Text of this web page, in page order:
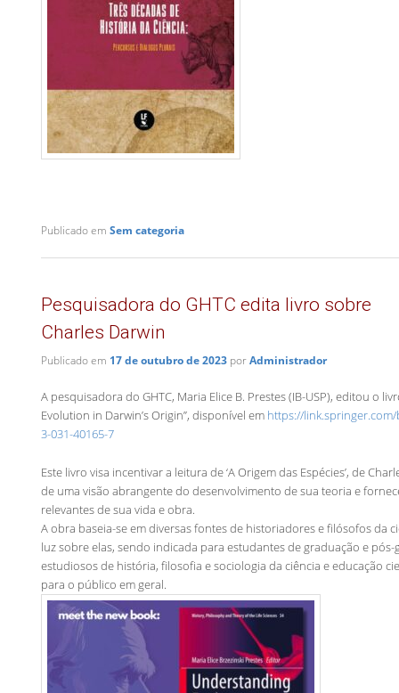
Publicado em Sem categoria
Pesquisadora do GHTC edita livro sobre
Charles Darwin
Publicado em 17 de outubro de 2023 porAdministrador
A pesquisadora do GHTC, Maria Elice B. Prestes (IB-USP), editou o
Evolution in Darwin’s Origin”, disponível em https://
3-031-40165-7
Este livro visa incentivar a leitura de ‘A Origem das Espécies’, de
de uma visão abrangente do desenvolvimento de sua teoria e
relevantes de sua vida e obra.
A obra baseia-se em diversas fontes de historiadores e filósofos da
luz sobre elas, sendo indicada para estudantes de graduação e pós-
estudiosos de história, filosofia e sociologia da ciência e educação
para o público em geral.